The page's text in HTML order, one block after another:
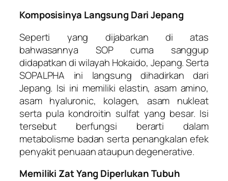
Komposisinya Langsung Dari Jepang
Seperti yang dijabarkan di atas
bahwasannya SOP cuma sanggup
didapatkan di wilayah Hokaido, Jepang. Serta
SOPALPHA ini langsung dihadirkan dari
Jepang. Isi ini memiliki elastin, asam amino,
asam hyaluronic, kolagen, asam nukleat
serta pula kondroitin sulfat yang besar. Isi
tersebut berfungsi berarti dalam
metabolisme badan serta penangkalan efek
penyakit penuaan ataupun degenerative.
Memiliki Zat Yang Diperlukan Tubuh